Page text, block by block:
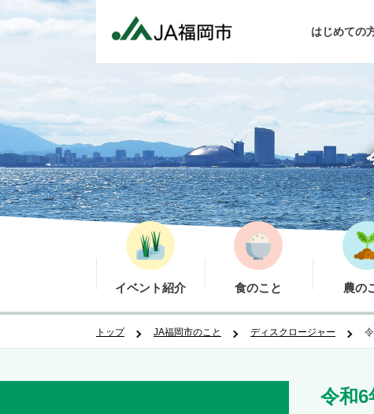
はじめての
イベント紹介 食のこと 農の
トップ JA福岡市のこと ディスクロージャー
令和